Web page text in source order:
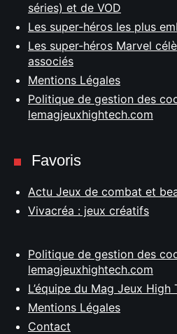
séries) et de VOD
Les super-héros les plus
Les super-héros Marvel
associés
Mentions Légales
Politique de gestion des
lemagjeuxhightech.com
Favoris
Actu Jeux de combat et
Vivacréa : jeux créatifs
Politique de gestion des
lemagjeuxhightech.com
L’équipe du Mag Jeux High
Mentions Légales
Contact